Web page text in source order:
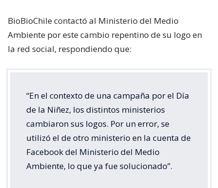
BioBioChile contactó al Ministerio del Medio
Ambiente por este cambio repentino de su logo en
la red social, respondiendo que:
“En el contexto de una campaña por el Día
de la Niñez, los distintos ministerios
cambiaron sus logos. Por un error, se
utilizó el de otro ministerio en la cuenta de
Facebook del Ministerio del Medio
Ambiente, lo que ya fue solucionado”.